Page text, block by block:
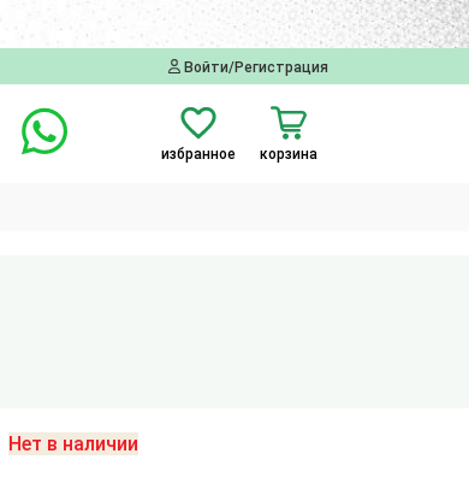
Войти/Регистрация
избранное корзина
Нет в наличии